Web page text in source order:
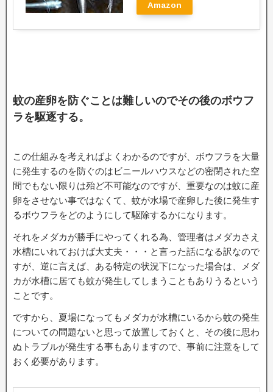
Amazon
蚊の産卵を防ぐことは難しいのでその後のボウフ
ラを駆逐する。
この仕組みを考えればよくわかるのですが、ボウフラを大量
に発生するのを防ぐのはビニールハウスなどの密閉された空
間でもない限りは殆ど不可能なのですが、重要なのは蚊に産
卵をさせない事ではなくて、蚊が水場で産卵した後に発生す
るボウフラをどのようにして駆除するかになります。
それをメダカが勝手にやってくれる為、管理者はメダカさえ
水槽にいれておけば大丈夫・・・と言った話になる訳なので
すが、逆に言えば、ある特定の状況下になった場合は、メダ
カが水槽に居ても蚊が発生してしまうこともありうるという
ことです。
ですから、夏場になってもメダカが水槽にいるから蚊の発生
についての問題ないと思って放置しておくと、その後に思わ
ぬトラブルが発生する事もありますので、事前に注意をして
おく必要があります。